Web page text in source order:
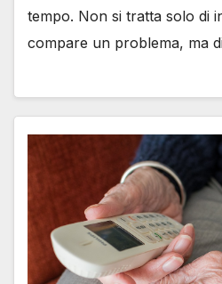
tempo. Non si tratta solo di
compare un problema, ma